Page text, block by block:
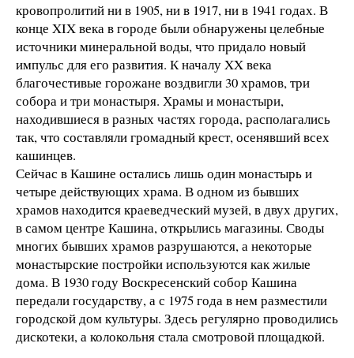
кровопролитий ни в 1905, ни в 1917, ни в 1941 годах. В
конце XIX века в городе были обнаружены целебные
источники минеральной воды, что придало новый
импульс для его развития. К началу XX века
благочестивые горожане воздвигли 30 храмов, три
собора и три монастыря. Храмы и монастыри,
находившиеся в разных частях города, располагались
так, что составляли громадный крест, осенявший всех
кашинцев.
Сейчас в Кашине остались лишь один монастырь и
четыре действующих храма. В одном из бывших
храмов находится краеведческий музей, в двух других,
в самом центре Кашина, открылись магазины. Своды
многих бывших храмов разрушаются, а некоторые
монастырские постройки используются как жилые
дома. В 1930 году Воскресенский собор Кашина
передали государству, а с 1975 года в нем разместили
городской дом культуры. Здесь регулярно проводились
дискотеки, а колокольня стала смотровой площадкой.